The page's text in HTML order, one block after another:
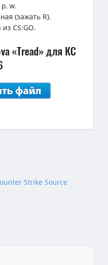
p, w.
(зажать R).
CS:GO.
«Tread» для КС
Strike Source